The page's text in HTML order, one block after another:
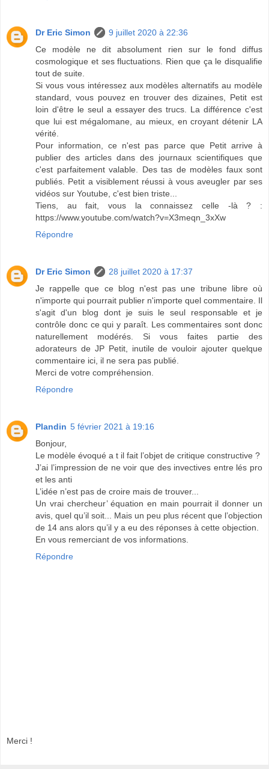
Dr Eric Simon
9 juillet 2020 à 22:36
Ce modèle ne dit absolument rien sur le fond diffus
cosmologique et ses fluctuations. Rien que ça le disqualifie
tout de suite.
Si vous vous intéressez aux modèles alternatifs au modèle
standard, vous pouvez en trouver des dizaines, Petit est
loin d'être le seul a essayer des trucs. La différence c'est
que lui est mégalomane, au mieux, en croyant détenir LA
vérité.
Pour information, ce n'est pas parce que Petit arrive à
publier des articles dans des journaux scientifiques que
c'est parfaitement valable. Des tas de modèles faux sont
publiés. Petit a visiblement réussi à vous aveugler par ses
vidéos sur Youtube, c'est bien triste...
Tiens, au fait, vous la connaissez celle -là ? :
https://www.youtube.com/watch?v=X3meqn_3xXw
Répondre
Dr Eric Simon
28 juillet 2020 à 17:37
Je rappelle que ce blog n'est pas une tribune libre où
n'importe qui pourrait publier n'importe quel commentaire. Il
s'agit d'un blog dont je suis le seul responsable et je
contrôle donc ce qui y paraît. Les commentaires sont donc
naturellement modérés. Si vous faites partie des
adorateurs de JP Petit, inutile de vouloir ajouter quelque
commentaire ici, il ne sera pas publié.
Merci de votre compréhension.
Répondre
Plandin 5 février 2021 à 19:16
Bonjour,
Le modèle évoqué a t il fait l’objet de critique constructive ?
J’ai l’impression de ne voir que des invectives entre lés pro
et les anti
L’idée n’est pas de croire mais de trouver...
Un vrai chercheur’ équation en main pourrait il donner un
avis, quel qu’il soit... Mais un peu plus récent que l’objection
de 14 ans alors qu’il y a eu des réponses à cette objection.
En vous remerciant de vos informations.
Répondre
Merci !